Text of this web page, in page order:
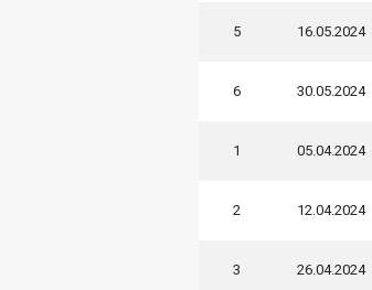
5 16.05.2024
6 30.05.2024
1 05.04.2024
2 12.04.2024
3 26.04.2024